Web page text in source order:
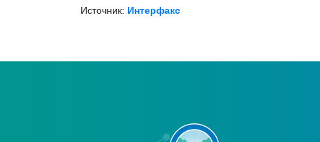
Источник: Интерфакс